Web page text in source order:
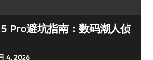
Pro避坑指南：数码潮人侦
4, 2026